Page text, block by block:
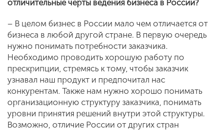
отличительные черты ведения бизнеса в России?
– В целом бизнес в России мало чем отличается от
бизнеса в любой другой стране. В первую очередь
нужно понимать потребности заказчика.
Необходимо проводить хорошую работу по
прескрипции, стремясь к тому, чтобы заказчик
узнавал наш продукт и предпочитал нас
конкурентам. Также нам нужно хорошо понимать
организационную структуру заказчика, понимать
уровни принятия решений внутри этой структуры.
Возможно, отличие России от других стран